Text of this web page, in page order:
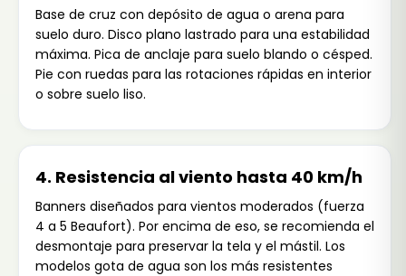
Base de cruz con depósito de agua o arena para
suelo duro. Disco plano lastrado para una estabilidad
máxima. Pica de anclaje para suelo blando o césped.
Pie con ruedas para las rotaciones rápidas en interior
o sobre suelo liso.
4. Resistencia al viento hasta 40 km/h
Banners diseñados para vientos moderados (fuerza
4 a 5 Beaufort). Por encima de eso, se recomienda el
desmontaje para preservar la tela y el mástil. Los
modelos gota de agua son los más resistentes